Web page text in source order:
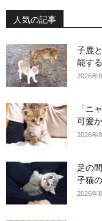
人気の記事
子鹿
能す
2026年
「ニ
可愛
2026年
足の
子猫
2026年